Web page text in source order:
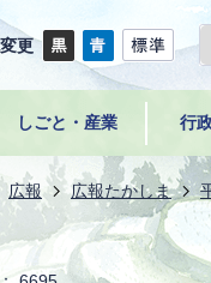
更
しごと・産業 行
広報 広報たかしま